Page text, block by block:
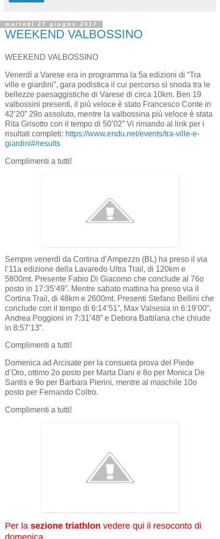
martedì 27 giugno 2017
WEEKEND VALBOSSINO
WEEKEND VALBOSSINO
Venerdì a Varese era in programma la 5a edizioni di “Tra
ville e giardini”, gara podistica il cui percorso si snoda tra le
bellezze paesaggistiche di Varese di circa 10km. Ben 19
valbossini presenti, il più veloce è stato Francesco Conte in
42’20” 29o assoluto, mentre la valbossina più veloce è stata
Rita Grisotto con il tempo di 50’02” Vi rimando al link per i
risultati completi: https://www.endu.net/events/tra-ville-e-
giardini#/results
Complimenti a tutti!
Sempre venerdì da Cortina d’Ampezzo (BL) ha preso il via
l’11a edizione della Lavaredo Ultra Trail, di 120km e
5800mt. Presente Fabio Di Giacomo che conclude al 76o
posto in 17:35’49”. Mentre sabato mattina ha preso via il
Cortina Trail, di 48km e 2600mt. Presenti Stefano Bellini che
conclude con il tempo di 6:14’51”, Max Valsesia in 6:19’00”,
Andrea Poggioni in 7:31’48” e Debora Battilana che chiude
in 8:57’13”.
Complimenti a tutti!
Domenica ad Arcisate per la consueta prova del Piede
d’Oro, ottimo 2o posto per Marta Dani e 8o per Monica De
Santis e 9o per Barbara Pierini, mentre al maschile 10o
posto per Fernando Coltro.
Complimenti a tutti!
Per la sezione triathlon vedere qui il resoconto di
domenica